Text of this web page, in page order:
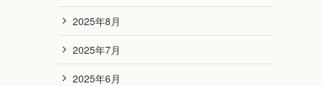
2025年8月
2025年7月
2025年6月